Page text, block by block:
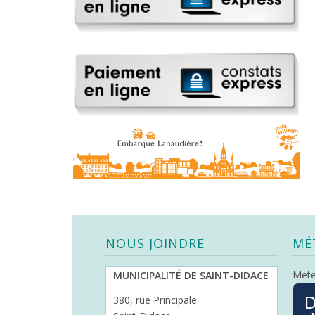
NOUS JOINDRE
MUNICIPALITÉ DE SAINT-DIDACE
380, rue Principale